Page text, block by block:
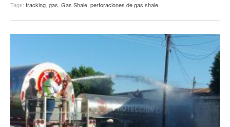
Tags: fracking, gas, Gas Shale, perforaciones de gas shale